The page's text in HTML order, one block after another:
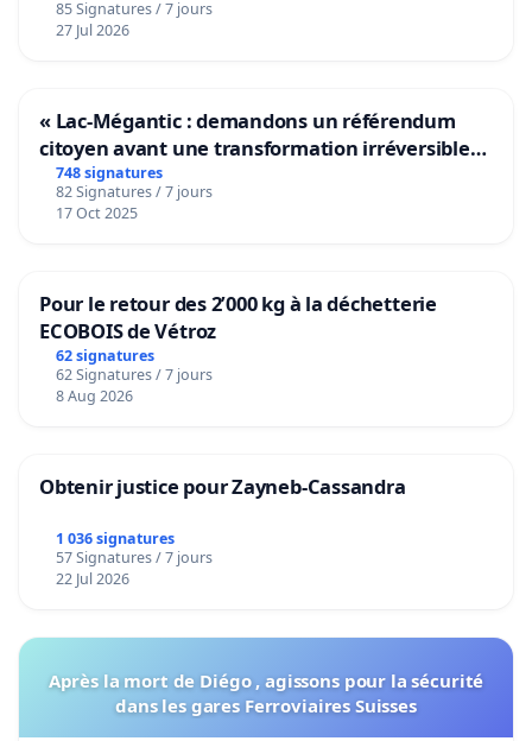
85 Signatures / 7 jours
27 Jul 2026
« Lac-Mégantic : demandons un référendum
citoyen avant une transformation irréversible
de notre territoire »
748 signatures
82 Signatures / 7 jours
17 Oct 2025
Pour le retour des 2’000 kg à la déchetterie
ECOBOIS de Vétroz
62 signatures
62 Signatures / 7 jours
8 Aug 2026
Obtenir justice pour Zayneb-Cassandra
1 036 signatures
57 Signatures / 7 jours
22 Jul 2026
Après la mort de Diégo , agissons pour la sécurité
dans les gares Ferroviaires Suisses